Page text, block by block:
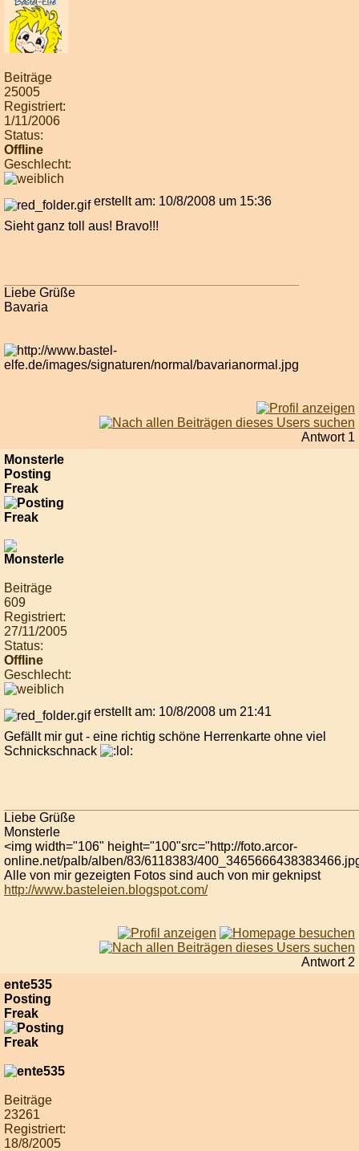
Beiträge
25005
Registriert:
1/11/2006
Status:
Offline
Geschlecht:
erstellt am: 10/8/2008 um 15:36
Sieht ganz toll aus! Bravo!!!
Liebe Grüße
Bavaria
Antwort 1
Monsterle
Posting
Freak
Beiträge
609
Registriert:
27/11/2005
Status:
Offline
Geschlecht:
erstellt am: 10/8/2008 um 21:41
Gefällt mir gut - eine richtig schöne Herrenkarte ohne viel
Schnickschnack
Liebe Grüße
Monsterle
<img width="106" height="100"src="http://foto.arcor-
online.net/palb/alben/83/6118383/
Alle von mir gezeigten Fotos sind auch von mir geknipst
http://www.basteleien.blogspot.com/
Antwort 2
ente535
Posting
Freak
Beiträge
23261
Registriert:
18/8/2005